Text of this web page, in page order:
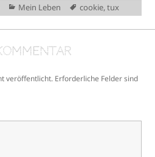
Kategorien
Mein Leben Schlagwörter
cookie,tux
veröffentlicht. Erforderliche Felder sind